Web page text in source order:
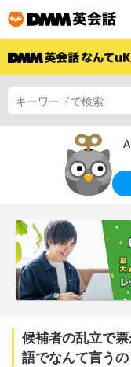
候補者の乱立で
語でなんて言うの